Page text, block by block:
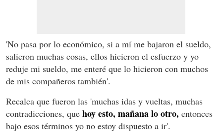
'No pasa por lo económico, si a mí me bajaron el sueldo,
salieron muchas cosas, ellos hicieron el esfuerzo y yo
reduje mi sueldo, me enteré que lo hicieron con muchos
de mis compañeros también'.
Recalca que fueron las 'muchas idas y vueltas, muchas
contradicciones, que hoy esto, mañana lo otro, entonces
bajo esos términos yo no estoy dispuesto a ir'.